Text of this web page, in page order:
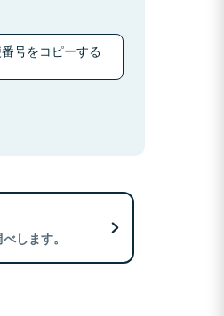
号をコピーする
します。